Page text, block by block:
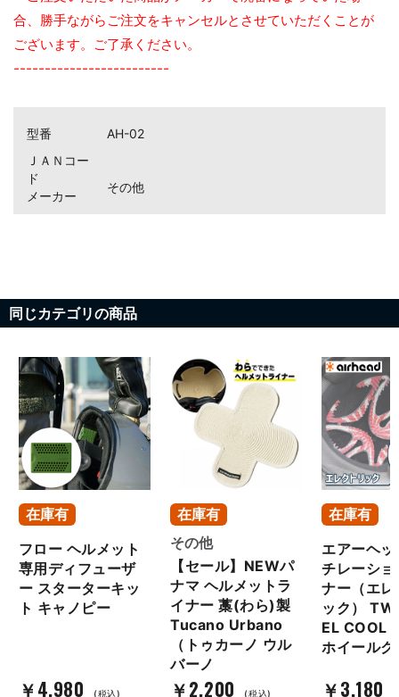
合、勝手ながらご注文をキャンセルとさせていただくことが
ございます。ご了承ください。
-------------------------
型番
AH-02
ＪＡＮコー
ド
メーカー
その他
お買い物を続ける カートへ進む
同じカテゴリの商品
在庫有
フロー ヘルメット
専用ディフューザ
ー スターターキッ
ト キャノピー
￥4,980 (税込)
在庫有
その他
【セール】NEWパ
ナマ ヘルメットラ
イナー 藁(わら)製
Tucano Urbano
（トゥカーノ ウル
バーノ
￥2,200 (税込)
在庫有
エアーヘ
チレーシ
ナー（エ
ック）
EL COOL
ホイール
￥3,180